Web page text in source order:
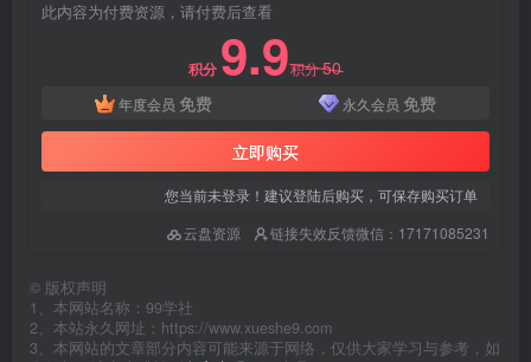
此内容为付费资源，请付费后查看
积分 9.9积分50
年度会员 免费 永久会员 免费
立即购买
您当前未登录！建议登陆后购买，可保存购买订单
云盘资源
链接失效反馈微信：17171085231
© 版权声明
1、本网站名称：99学社
2、本站永久网址：https://www.xueshe9.com
3、本网站的文章部分内容可能来源于网络，仅供大家学习与参考，如